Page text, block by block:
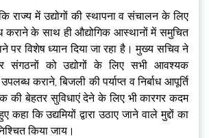
राज्य में उद्योगों की स्थापना व संचालन के लिए
कराने के साथ ही औद्योगिक आस्थानों में समुचित
पर विशेष ध्यान दिया जा रहा है। मुख्य सचिव ने
संगठनों को उद्योगों के लिए सभी आवश्यक
कराने, बिजली की पर्याप्त व निर्बाध आपूर्ति
की बेहतर सुविधाएं देने के लिए भी कारगर कदम
कहा कि उद्यमियों द्वारा उठाए जाने वाले मुद्दों का
किया जाय।